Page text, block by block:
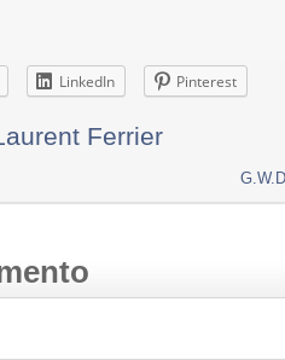
LinkedIn Pinterest
Ferrier